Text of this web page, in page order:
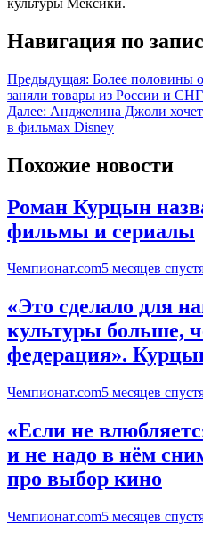
Навигация по
Предыдущая: Более половины
заняли товары из России и СНГ
Далее: Анджелина Джоли
в фильмах Disney
Похожие новости
Роман Курцын
фильмы и сериалы
Чемпионат.com5 месяцев
«Это сделало для
культуры больше,
федерация».
Чемпионат.com5 месяцев
«Если не
и не надо в нём
про выбор кино
Чемпионат.com5 месяцев